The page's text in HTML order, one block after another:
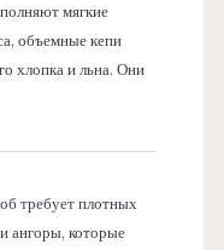
мягкие
объемные кепи
хлопка и льна. Они
требует плотных
ангоры, которые